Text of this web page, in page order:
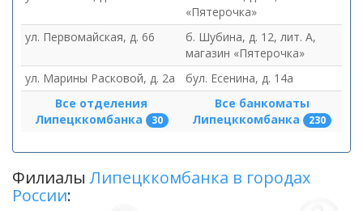
«Пятерочка»
ул. Первомайская, д. 66
б. Шубина, д. 12, лит. А,
магазин «Пятерочка»
ул. Марины Расковой, д. 2а
бул. Есенина, д. 14а
Все отделения
Липецккомбанка
30
Все банкоматы
Липецккомбанка
230
ФилиалыЛипецккомбанка в городах
России: